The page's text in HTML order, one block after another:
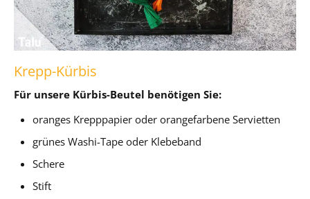
Krepp-Kürbis
Für unsere Kürbis-Beutel benötigen Sie:
oranges Krepppapier oder orangefarbene Servietten
grünes Washi-Tape oder Klebeband
Schere
Stift